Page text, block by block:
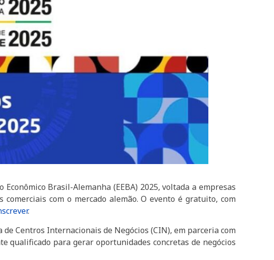
Brasil-Alemanha (EEBA) 2025, voltada a empresas
com o mercado alemão. O evento é gratuito, com
rever.
Centros Internacionais de Negócios (CIN), em parceria com
qualificado para gerar oportunidades concretas de negócios